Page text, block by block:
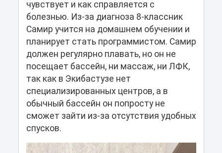
чувствует и как справляется с
болезнью. Из-за диагноза 8-классник
Самир учится на домашнем обучении и
планирует стать программистом. Самир
должен регулярно плавать, но он не
посещает бассейн, ни массаж, ни ЛФК,
так как в Экибастузе нет
специализированных центров, а в
обычный бассейн он попросту не
сможет зайти из-за отсутствия удобных
спусков.